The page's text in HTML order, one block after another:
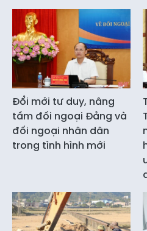
Đổi mới tư duy, nâng
tầm đối ngoại Đảng và
đối ngoại nhân dân
trong tình hình mới